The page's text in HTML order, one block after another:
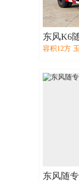
东风K6
容积12方
东风随